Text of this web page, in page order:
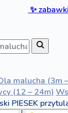
✨
malucha (3m
(12 – 24m)
PIESEK